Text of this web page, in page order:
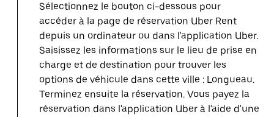
Sélectionnez le bouton ci-dessous pour
accéder à la page de réservation Uber Rent
depuis un ordinateur ou dans l'application Uber.
Saisissez les informations sur le lieu de prise en
charge et de destination pour trouver les
options de véhicule dans cette ville : Longueau.
Terminez ensuite la réservation. Vous payez la
réservation dans l'application Uber à l'aide d'une